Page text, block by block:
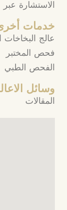
الاستشارة عبر
خدمات
عالج البخاخات
فحص المختبر
الفحص الطبي
وسائل
المقالات